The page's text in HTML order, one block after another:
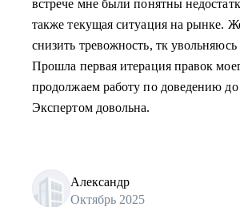
встрече мне были понятны
также текущая ситуация на рынке.
снизить тревожность, тк увольняюсь
Прошла первая итерация правок
продолжаем работу по доведению до
Экспертом довольна.
Александр
Октябрь 2025